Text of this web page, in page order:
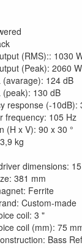
(RMS):: 1030
(Peak): 2060 W
(avarage): 124 dB
(peak): 130 dB
response (-10dB):
frequency: 105 Hz
(H x V): 90 x 30 °
kg
dimensions:
381 mm
Ferrite
Custom-made
coil: 3 "
coil (mm): 75
Bass